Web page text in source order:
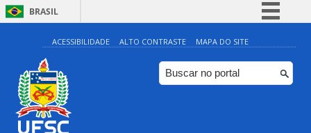
BRASIL
Simplifique!
Comunica BR
Participe
ACESSIBILIDADE ALTO CONTRASTE MAPA DO SITE